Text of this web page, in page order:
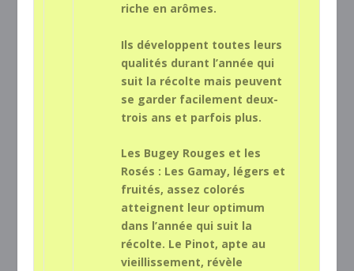
riche en arômes.
Ils développent toutes leurs
qualités durant l’année qui
suit la récolte mais peuvent
se garder facilement deux-
trois ans et parfois plus.
Les Bugey Rouges et les
Rosés : Les Gamay, légers et
fruités, assez colorés
atteignent leur optimum
dans l’année qui suit la
récolte. Le Pinot, apte au
vieillissement, révèle